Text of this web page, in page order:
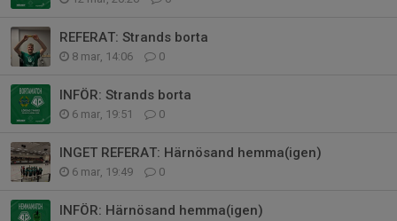
REFERAT: Strands borta
8 mar, 14:06 0
INFÖR: Strands borta
6 mar, 19:51 0
INGET REFERAT: Härnösand hemma(igen)
6 mar, 19:49 0
INFÖR: Härnösand hemma(igen)